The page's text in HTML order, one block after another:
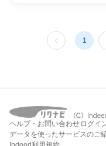
1
ヘルプ・お問い合わせ ログイ
データを使ったサービスのご